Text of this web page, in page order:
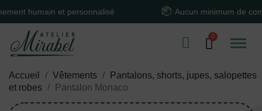
humain et personnalisé Aucun minimum de
Accueil Vêtements
Pantalons, shorts, jupes, salopettes
et robes
Pantalon Monaco